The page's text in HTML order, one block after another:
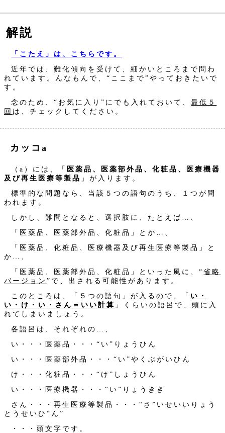
解説
「こたえ」は、こちらです。
近年では、難化傾向を受けて、細かいところまで問わ
れています。んなもんで、“ここまで”やっておきたいで
す。
念のため、“お気に入り”にでも入れておいて、最低５
回 は、チェックしてください。
カッコa
（a）には、「 医薬品、医薬部外品、化粧品、医療機器
及び再生医療等製品 」が入ります。
標準的な問題なら、当該５つの語句のうち、１つが問
われます。
しかし、難問となると、選択肢に、たとえば…、
「医薬品、医薬部外品、化粧品」とか…、
「医薬品、化粧品、医療機器及び再生医療等製品」と
か…、
「医薬品、医薬部外品、化粧品」といった風に、“省略
バージョン ”で、出される可能性があります。
このところは、「５つの語句」が入るので、「 い・
い・け・い・さん＝いい計算 」くらいの語呂で、頭に入
れてしまいましょう。
各語呂は、それぞれの…、
い・・・医薬品・・・“い”りょうひん
い・・・医薬部外品・・・“い”やくぶがいひん
け・・・化粧品・・・“け”しょうひん
い・・・医療機器・・・“い”りょうきき
さん・・・再生医療等製品・・・“さ”いせいいりょう
とうせいひ“ん”
・・・頭文字です。